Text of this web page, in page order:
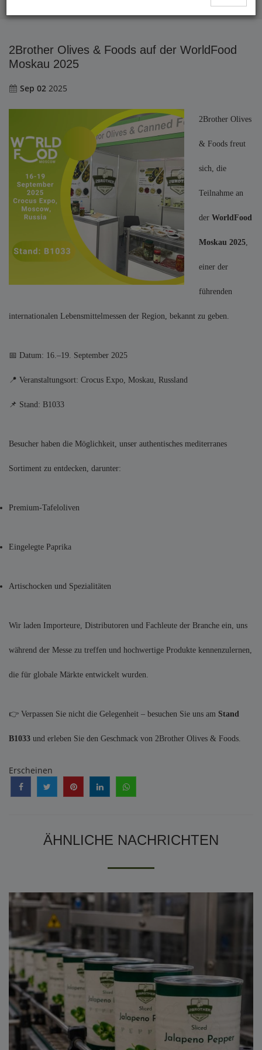
2Brother Olives & Foods auf der WorldFood
Moskau 2025
Sep 02 2025
2Brother Olives
& Foods freut
sich, die
Teilnahme an
der WorldFood
Moskau 2025,
einer der
führenden
internationalen Lebensmittelmessen der Region, bekannt zu geben.
📅 Datum: 16.–19. September 2025
📍 Veranstaltungsort: Crocus Expo, Moskau, Russland
📌 Stand: B1033
Besucher haben die Möglichkeit, unser authentisches mediterranes
Sortiment zu entdecken, darunter:
Premium-Tafeloliven
Eingelegte Paprika
Artischocken und Spezialitäten
Wir laden Importeure, Distributoren und Fachleute der Branche ein, uns
während der Messe zu treffen und hochwertige Produkte kennenzulernen,
die für globale Märkte entwickelt wurden.
👉 Verpassen Sie nicht die Gelegenheit – besuchen Sie uns am Stand
B1033 und erleben Sie den Geschmack von 2Brother Olives & Foods.
Erscheinen
ÄHNLICHE NACHRICHTEN